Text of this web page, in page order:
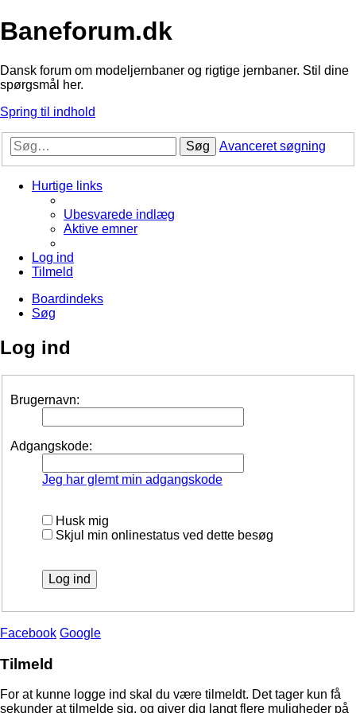
Baneforum.dk
Dansk forum om modeljernbaner og rigtige jernbaner. Stil dine
spørgsmål her.
Spring til indhold
Søg Avanceret søgning
Hurtige links
Ubesvarede indlæg
Aktive emner
Log ind
Tilmeld
Boardindeks
Søg
Log ind
Brugernavn:
Adgangskode:
Jeg har glemt min adgangskode
Husk mig
Skjul min onlinestatus ved dette besøg
Facebook Google
Tilmeld
For at kunne logge ind skal du være tilmeldt. Det tager kun få
sekunder at tilmelde sig, og giver dig langt flere muligheder på